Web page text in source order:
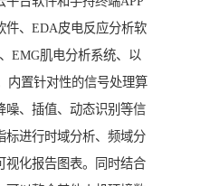
件、EDA皮电反应分析软
EMG肌电分析系统、以
内置针对性的信号处理算
噪、插值、动态识别等信
标进行时域分析、频域分
视化报告图表。同时结合